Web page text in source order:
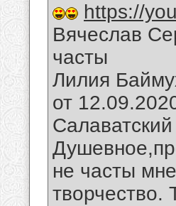
https://
Вячеслав
часты
Лилия
от
не часты